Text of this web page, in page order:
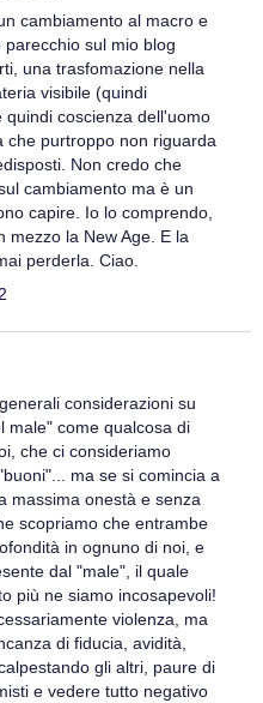
cambiamento al macro e
sul mio blog
una trasfomazione nella
visibile (quindi
coscienza dell'uomo
che purtroppo non riguarda
Non credo che
cambiamento ma è un
capire. Io lo comprendo,
mezzo la New Age. E la
perderla. Ciao.
considerazioni su
male" come qualcosa di
che ci consideriamo
ma se si comincia a
massima onestà e senza
scopriamo che entrambe
in ognuno di noi, e
dal "male", il quale
più ne siamo incosapevoli!
violenza, ma
di fiducia, avidità,
gli altri, paure di
e vedere tutto negativo